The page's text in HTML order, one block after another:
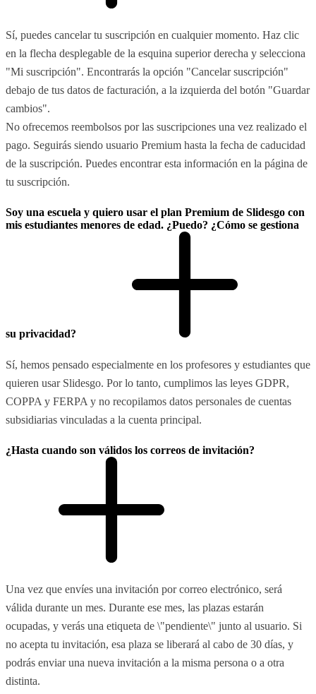
Sí, puedes cancelar tu suscripción en cualquier momento. Haz clic
en la flecha desplegable de la esquina superior derecha y selecciona
"Mi suscripción". Encontrarás la opción "Cancelar suscripción"
debajo de tus datos de facturación, a la izquierda del botón "Guardar
cambios".
No ofrecemos reembolsos por las suscripciones una vez realizado el
pago. Seguirás siendo usuario Premium hasta la fecha de caducidad
de la suscripción. Puedes encontrar esta información en la página de
tu suscripción.
Soy una escuela y quiero usar el plan Premium de Slidesgo con
mis estudiantes menores de edad. ¿Puedo? ¿Cómo se gestiona
su privacidad?
Sí, hemos pensado especialmente en los profesores y estudiantes que
quieren usar Slidesgo. Por lo tanto, cumplimos las leyes GDPR,
COPPA y FERPA y no recopilamos datos personales de cuentas
subsidiarias vinculadas a la cuenta principal.
¿Hasta cuando son válidos los correos de invitación?
Una vez que envíes una invitación por correo electrónico, será
válida durante un mes. Durante ese mes, las plazas estarán
ocupadas, y verás una etiqueta de \"pendiente\" junto al usuario. Si
no acepta tu invitación, esa plaza se liberará al cabo de 30 días, y
podrás enviar una nueva invitación a la misma persona o a otra
distinta.